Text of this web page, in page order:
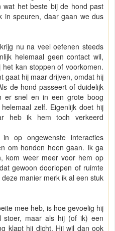
het beste bij de hond past
in speuren, daar gaan we dus
nu na veel oefenen steeds
helemaal geen contact wil,
kan stoppen of voorkomen.
gaat hij maar drijven, omdat hij
de hond passeert of duidelijk
er snel en in een grote boog
zelf. Eigenlijk doet hij
heb ik hem toch verkeerd
op ongewenste interacties
om honden heen gaan. Ik ga
kom weer meer voor hem op
gewoon doorlopen of ruimte
manier merk ik al een stuk
mee heb, is hoe gevoelig hij
maar als hij (of ik) een
klapt hij dicht. Hij wil dan ook